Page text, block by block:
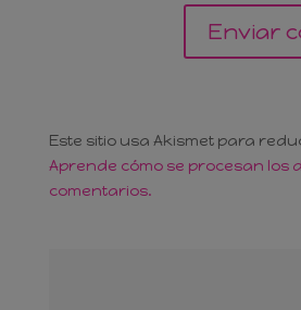
Este sitio usa Akismet para
Aprende cómo se procesan los
comentarios.